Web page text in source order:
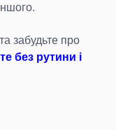
забудьте про
без рутини і